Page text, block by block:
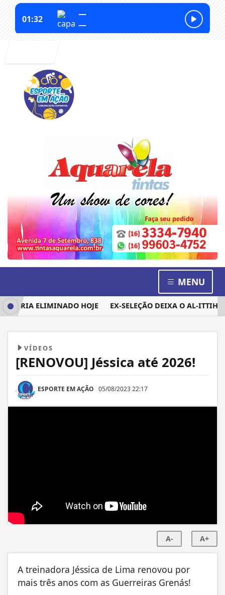
MENU
ELIMINADO HOJE EX-SELEÇÃO DEIXA O AL-ITTIHAD,
VÍDEOS
[RENOVOU] Jéssica até 2026!
ESPORTE EM AÇÃO 05/08/2023 22:17
A- A+
A treinadora Jéssica de Lima renovou por
mais três anos com as Guerreiras Grenás!